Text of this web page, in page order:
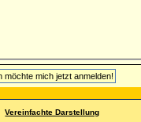
Vereinfachte Darstellung